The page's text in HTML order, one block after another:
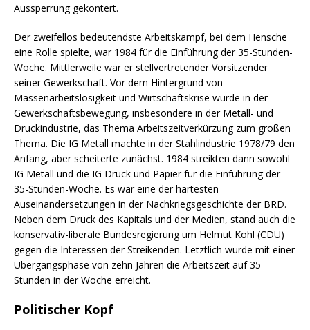
Aussperrung gekontert.
Der zweifellos bedeutendste Arbeitskampf, bei dem Hensche
eine Rolle spielte, war 1984 für die Einführung der 35-Stunden-
Woche. Mittlerweile war er stellvertretender Vorsitzender
seiner Gewerkschaft. Vor dem Hintergrund von
Massenarbeitslosigkeit und Wirtschaftskrise wurde in der
Gewerkschaftsbewegung, insbesondere in der Metall- und
Druckindustrie, das Thema Arbeitszeitverkürzung zum großen
Thema. Die IG Metall machte in der Stahlindustrie 1978/79 den
Anfang, aber scheiterte zunächst. 1984 streikten dann sowohl
IG Metall und die IG Druck und Papier für die Einführung der
35-Stunden-Woche. Es war eine der härtesten
Auseinandersetzungen in der Nachkriegsgeschichte der BRD.
Neben dem Druck des Kapitals und der Medien, stand auch die
konservativ-liberale Bundesregierung um Helmut Kohl (CDU)
gegen die Interessen der Streikenden. Letztlich wurde mit einer
Übergangsphase von zehn Jahren die Arbeitszeit auf 35-
Stunden in der Woche erreicht.
Politischer Kopf